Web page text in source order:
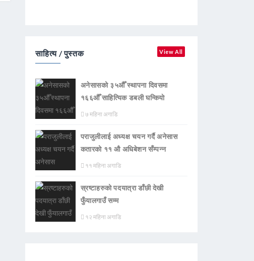
साहित्य / पुस्तक View All
अनेसासको ३५औँ स्थापना दिवसमा
१६६औँ साहित्यिक डबली घन्कियाे
७ महिना अगाडि
पराजुलीलाई अध्यक्ष चयन गर्दै अनेसास
कतारको ११ औ अधिबेशन सँम्पन्न
११ महिना अगाडि
स्रष्टाहरुको पदयात्रा डाँछी देखी
फुँयालगाउँ सम्म
१२ महिना अगाडि